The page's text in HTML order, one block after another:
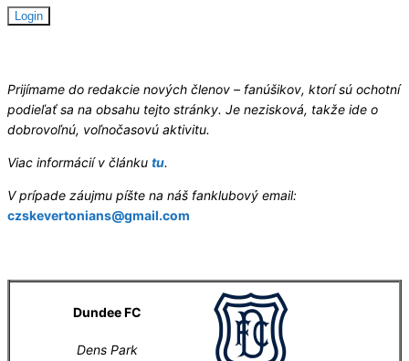
Prijímame do redakcie nových členov – fanúšikov, ktorí sú ochotní
podieľať sa na obsahu tejto stránky. Je nezisková, takže ide o
dobrovoľnú, voľnočasovú aktivitu.
Viac informácií v článku tu.
V prípade záujmu píšte na náš fanklubový email:
czskevertonians@gmail.com
Dundee FC
Dens Park